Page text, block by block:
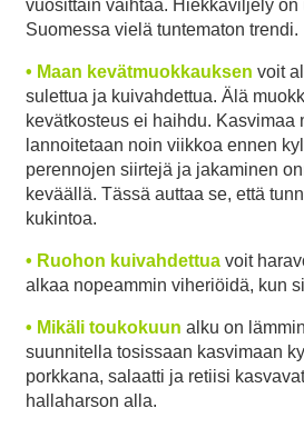
vuosittain vaihtaa. Hiekkaviljely on
Suomessa vielä tuntematon trendi.
• Maan kevätmuokkauksen voit
sulettua ja kuivahdettua. Älä
kevätkosteus ei haihdu. Kasvimaa
lannoitetaan noin viikkoa ennen
perennojen siirtejä ja jakaminen
keväällä. Tässä auttaa se, että
kukintoa.
• Ruohon kuivahdettua voit
alkaa nopeammin viheriöidä, kun
• Mikäli toukokuun alku on
suunnitella tosissaan kasvimaan
porkkana, salaatti ja retiisi
hallaharson alla.